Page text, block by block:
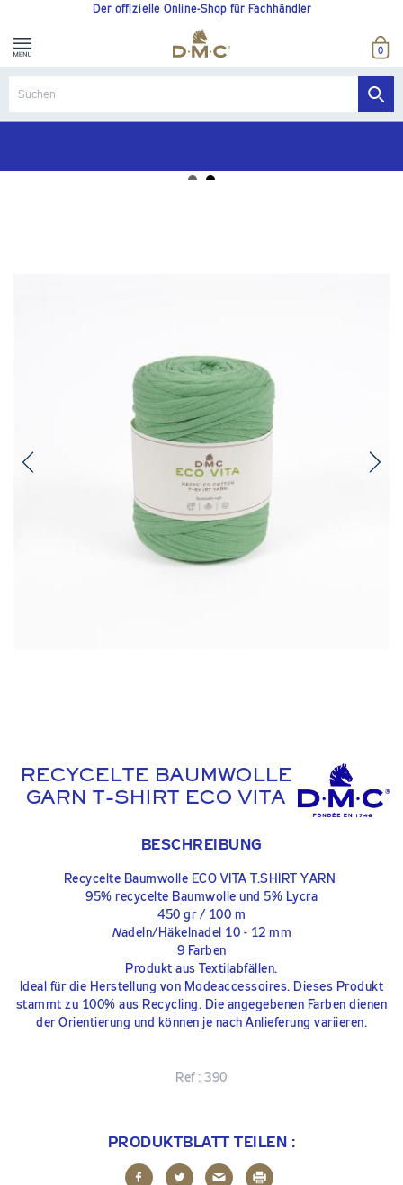
Der offizielle Online-Shop für Fachhändler
0
RECYCELTE BAUMWOLLE
GARN T-SHIRT ECO VITA
BESCHREIBUNG
Recycelte Baumwolle ECO VITA T.SHIRT YARN
95% recycelte Baumwolle und 5% Lycra
450 gr / 100 m
Nadeln/Häkelnadel 10 - 12 mm
9 Farben
Produkt aus Textilabfällen.
Ideal für die Herstellung von Modeaccessoires. Dieses Produkt
stammt zu 100% aus Recycling. Die angegebenen Farben dienen
der Orientierung und können je nach Anlieferung variieren.
Ref :390
PRODUKTBLATT TEILEN :